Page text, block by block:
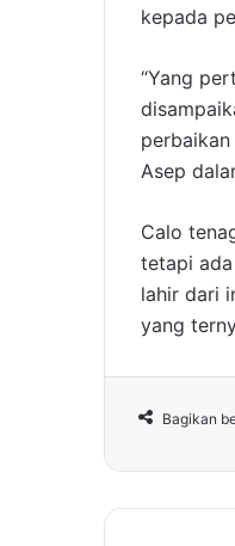
kepada
“Yang
Asep
Calo
tetapi
lahir dari
yang
Bagikan